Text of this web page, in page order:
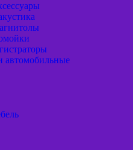
автомобильные